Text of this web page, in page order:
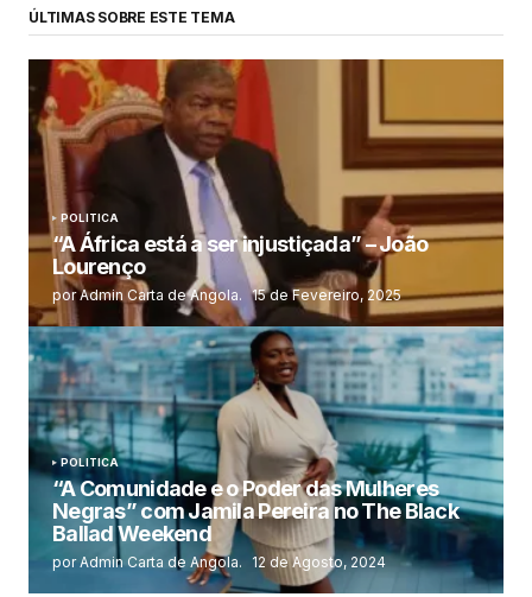
ÚLTIMAS SOBRE ESTE TEMA
POLITICA
“A África está a ser injustiçada” – João
Lourenço
por Admin Carta de Angola. 15 de Fevereiro, 2025
POLITICA
“A Comunidade e o Poder das Mulheres
Negras” com Jamila Pereira no The Black
Ballad Weekend
por Admin Carta de Angola. 12 de Agosto, 2024